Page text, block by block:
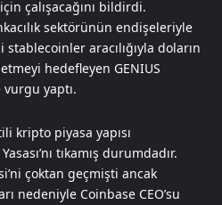
çalışacağını bildirdi.
sektörünün endişeleriyle
aracılığıyla doların
hedefleyen GENIUS
vurgu yaptı.
kripto piyasa yapısı
tıkamış durumdadır.
çoktan geçmişti ancak
nedeniyle Coinbase CEO’su